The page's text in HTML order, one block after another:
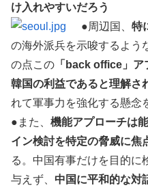
け入れやすいだろう
●周辺国、 特
の海外派兵を示唆するよう
の点この 「back office」
韓国の利益であると理解さ
れて軍事力を強化する懸念
●また、 機能アプローチは
イン検討を特定の脅威に焦
る。中国有事だけを目的に
与えず、 中国に平和的な対